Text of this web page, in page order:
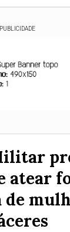
PUBLICIDADE
atear
de